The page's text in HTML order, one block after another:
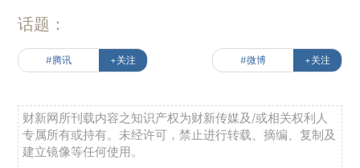
话题：
#腾讯 +关注 #微博 +关注
财新网所刊载内容之知识产权为财新传媒及/或相关权利人
专属所有或持有。未经许可，禁止进行转载、摘编、复制及
建立镜像等任何使用。